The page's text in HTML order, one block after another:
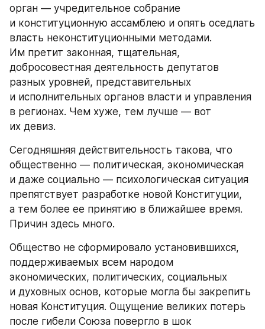
орган — учредительное собрание
и конституционную ассамблею и опять оседлать
власть неконституционными методами.
Им претит законная, тщательная,
добросовестная деятельность депутатов
разных уровней, представительных
и исполнительных органов власти и управления
в регионах. Чем хуже, тем лучше — вот
их девиз.
Сегодняшняя действительность такова, что
общественно — политическая, экономическая
и даже социально — психологическая ситуация
препятствует разработке новой Конституции,
а тем более ее принятию в ближайшее время.
Причин здесь много.
Общество не сформировало установившихся,
поддерживаемых всем народом
экономических, политических, социальных
и духовных основ, которые могла бы закрепить
новая Конституция. Ощущение великих потерь
после гибели Союза повергло в шок